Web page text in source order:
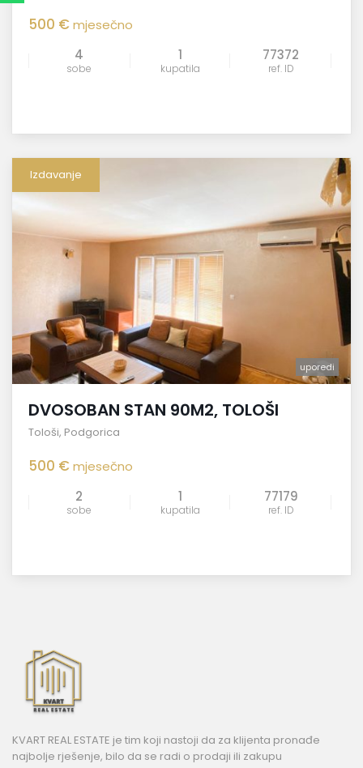
500 €mjesečno
4
sobe
1
kupatila
77372
ref. ID
Izdavanje
uporedi
DVOSOBAN STAN 90M2, TOLOŠI
Tološi, Podgorica
500 €mjesečno
2
sobe
1
kupatila
77179
ref. ID
KVART REAL ESTATE je tim koji nastoji da za klijenta pronađe
najbolje rješenje, bilo da se radi o prodaji ili zakupu